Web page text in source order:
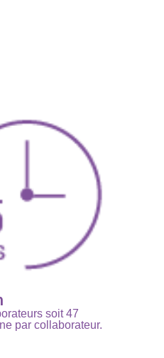
soit 47
par collaborateur.